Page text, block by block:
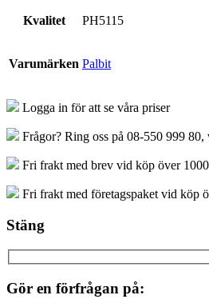
Kvalitet PH5115
Varumärken Palbit
Logga in för att se våra priser
Frågor? Ring oss på 08-550 999 80,
Fri frakt med brev vid köp över
Fri frakt med företagspaket vid köp
Stäng
Gör en förfrågan på: